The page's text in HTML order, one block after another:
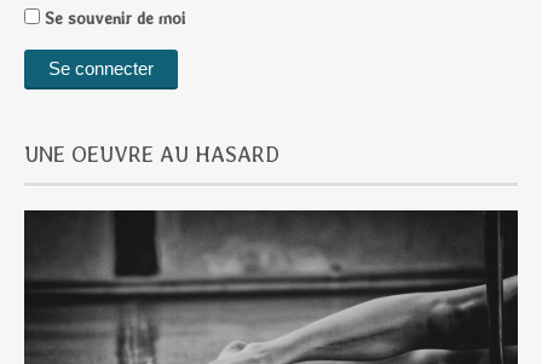
Se souvenir de moi
UNE OEUVRE AU HASARD